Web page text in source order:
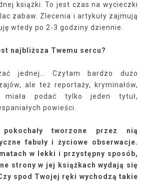
książki. To jest czas na wycieczki
zabaw. Zlecenia i artykuły zajmują
wtedy po 2-3 godziny dziennie.
najbliższa Twemu sercu?
jednej… Czytam bardzo dużo
ale też reportaży, kryminałów,
miała podać tylko jeden tytuł,
powieści.
tworzone przez nią
fabuły i życiowe obserwacje.
w lekki i przystępny sposób,
strony w jej książkach wydają się
spod Twojej ręki wychodzą takie